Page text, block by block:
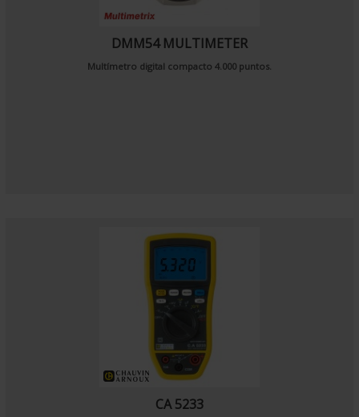
DMM54 MULTIMETER
Multímetro digital compacto 4.000 puntos.
CA 5233